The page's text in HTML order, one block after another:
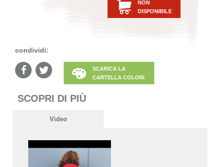
NON
DISPONIBILE
condividi:
SCARICA LA
CARTELLA COLORI
SCOPRI DI PIÙ
Video